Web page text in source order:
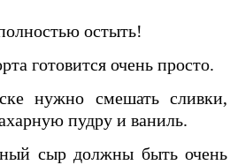
остыть!
готовится очень просто.
нужно смешать сливки,
пудру и ваниль.
сыр должны быть очень